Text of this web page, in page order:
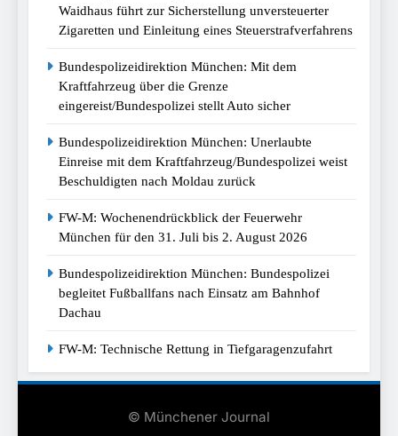
Waidhaus führt zur Sicherstellung unversteuerter
Zigaretten und Einleitung eines Steuerstrafverfahrens
Bundespolizeidirektion München: Mit dem
Kraftfahrzeug über die Grenze
eingereist/Bundespolizei stellt Auto sicher
Bundespolizeidirektion München: Unerlaubte
Einreise mit dem Kraftfahrzeug/Bundespolizei weist
Beschuldigten nach Moldau zurück
FW-M: Wochenendrückblick der Feuerwehr
München für den 31. Juli bis 2. August 2026
Bundespolizeidirektion München: Bundespolizei
begleitet Fußballfans nach Einsatz am Bahnhof
Dachau
FW-M: Technische Rettung in Tiefgaragenzufahrt
© Münchener Journal